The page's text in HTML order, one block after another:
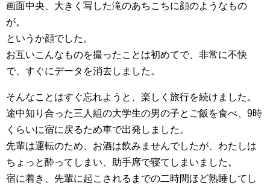
画面中央、大きく写した滝のあちこちに顔のようなもの
が。
というか顔でした。
お互いこんなものを撮ったことは初めてで、非常に不快
で、すぐにデータを消去しました。
そんなことはすぐ忘れようと、楽しく旅行を続けました。
途中知り合った三人組の大学生の男の子とご飯を食べ、9時
くらいに宿に戻るため車で出発しました。
先輩は運転のため、お酒は飲みませんでしたが、わたしは
ちょっと酔ってしまい、助手席で寝てしまいました。
宿に着き、先輩に起こされるまでの二時間ほど熟睡してし